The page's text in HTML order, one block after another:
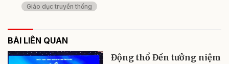
Giáo dục truyền thống
BÀI LIÊN QUAN
Động thổ Đền tưởng niệm